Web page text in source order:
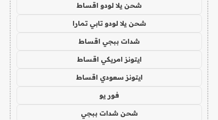
شحن يلا لودو اقساط
شحن يلا لودو تابي تمارا
شدات ببجي اقساط
ايتونز امريكي اقساط
ايتونز سعودي اقساط
فور يو
شحن شدات ببجي